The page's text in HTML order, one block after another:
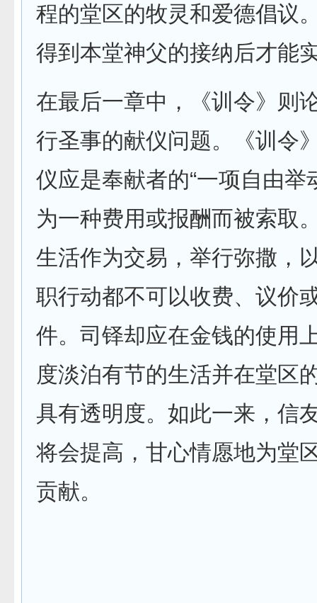
程的堂区的牧灵和爱德倡议
得到本堂神父的接纳后才能
在最后一章中，《训令》则
行圣事的献仪问题。《训令
仪应是奉献者的“一项自由举
为一种费用或报酬而被索取
生活作为交易，举行弥撒，
职行动都不可以收费、议价
件。司铎却应在金钱的使用
度淡泊有节的生活并在堂区
具有透明度。如此一来，信
将会提高，甘心情愿地为堂
贡献。